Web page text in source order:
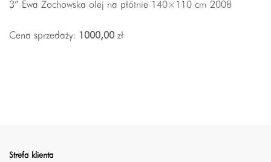
3” Ewa Żochowska olej na płótnie 140×110 cm 2008
Cena sprzedaży: 1000,00 zł
Strefa klienta